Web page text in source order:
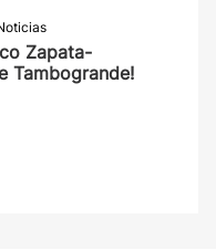
Zapata-
Tambogrande!